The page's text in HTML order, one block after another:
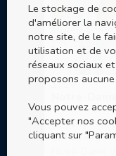
1 FÉV
Le 11 février,
de la Vierge
Le stockage de
d'améliorer la
notre site, de le
utilisation et de
réseaux sociaux
proposons
Vous pouvez
"Accepter nos
cliquant sur